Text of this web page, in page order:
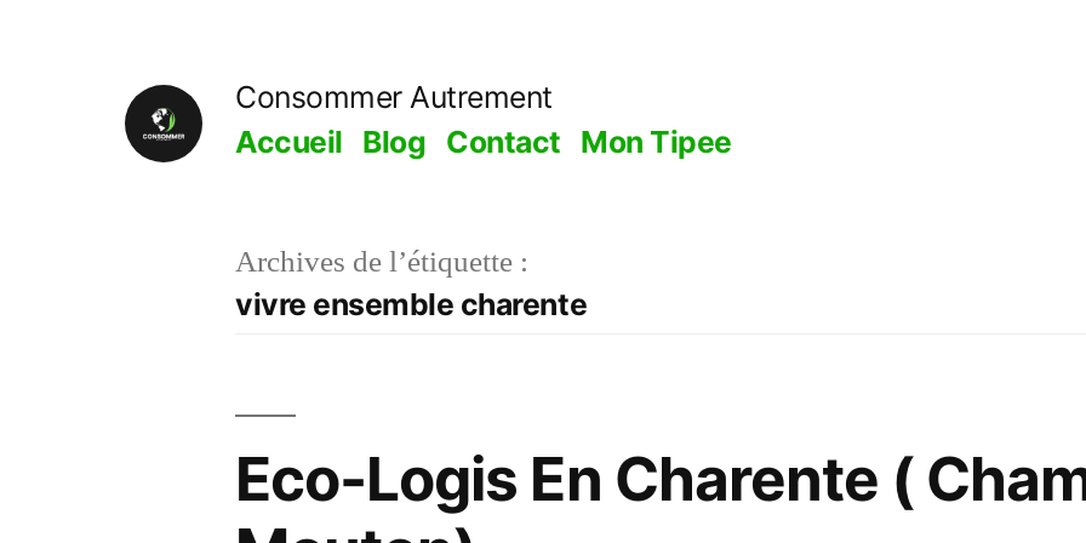
Consommer Autrement
Accueil Blog Contact Mon Tipee
Archives de l’étiquette :
vivre ensemble charente
Eco-Logis En Charente (